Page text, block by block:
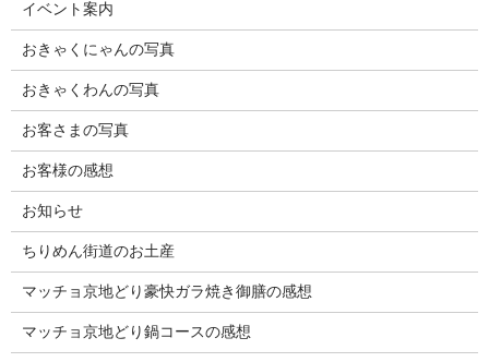
イベント案内
おきゃくにゃんの写真
おきゃくわんの写真
お客さまの写真
お客様の感想
お知らせ
ちりめん街道のお土産
マッチョ京地どり豪快ガラ焼き御膳の感想
マッチョ京地どり鍋コースの感想